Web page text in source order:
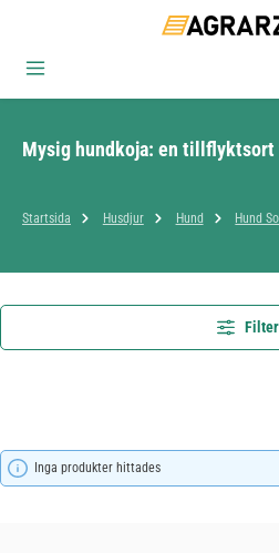
Mysig hundkoja: en
Startsida Husdjur Hund Hund
Filter
Inga produkter hittades